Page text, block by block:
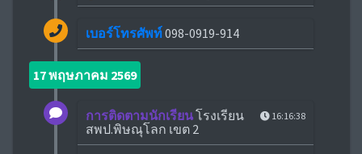
เบอร์โทรศัพท์098-0919-914
17 พฤษภาคม 2569
16:16:38
การติดตามนักเรียนโรงเรียน
สพป.พิษณุโลก เขต 2